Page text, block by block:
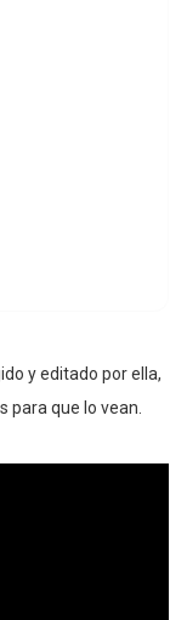
y editado por ella,
para que lo vean.